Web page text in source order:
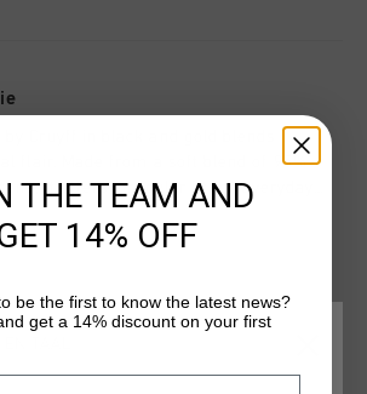
by Cruyff in black and gold blends
flair. Made from a soft blend of 95%
it offers a regular fit for everyday
against a cotton camo background on
EN TAAL
THE TEAM AND
14% OFF
be the first to know the latest news?
get a 14% discount on your first